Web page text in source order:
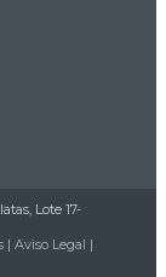
Lote 17-
| Aviso Legal |